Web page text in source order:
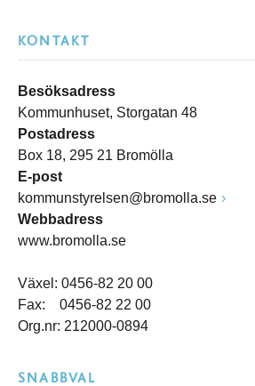
KONTAKT
Besöksadress
Kommunhuset, Storgatan 48
Postadress
Box 18, 295 21 Bromölla
E-post
kommunstyrelsen@bromolla.se
Webbadress
www.bromolla.se
Växel: 0456-82 20 00
Fax: 0456-82 22 00
Org.nr: 212000-0894
SNABBVAL